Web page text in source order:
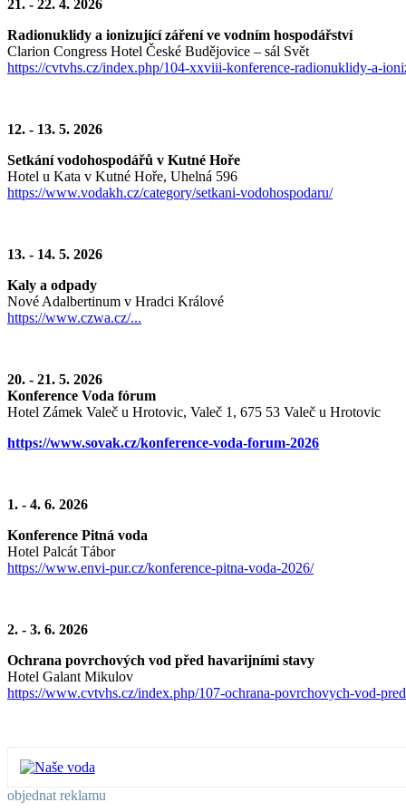
21. - 22. 4. 2026
Radionuklidy a ionizující záření ve vodním hospodářství
Clarion Congress Hotel České Budějovice – sál Svět
https://cvtvhs.cz/index.php/104-xxviii-konference-radionuklidy-a-
12. - 13. 5. 2026
Setkání vodohospodářů v Kutné Hoře
Hotel u Kata v Kutné Hoře, Uhelná 596
https://www.vodakh.cz/category/setkani-vodohospodaru/
13. - 14. 5. 2026
Kaly a odpady
Nové Adalbertinum v Hradci Králové
https://www.czwa.cz/...
20. - 21. 5. 2026
Konference Voda fórum
Hotel Zámek Valeč u Hrotovic, Valeč 1, 675 53 Valeč u Hrotovic
https://www.sovak.cz/konference-voda-forum-2026
1. - 4. 6. 2026
Konference Pitná voda
Hotel Palcát Tábor
https://www.envi-pur.cz/konference-pitna-voda-2026/
2. - 3. 6. 2026
Ochrana povrchových vod před havarijními stavy
Hotel Galant Mikulov
https://www.cvtvhs.cz/index.php/107-ochrana-povrchovych-vod-
objednat reklamu